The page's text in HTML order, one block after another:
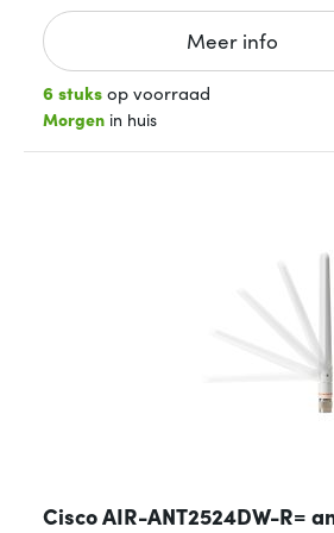
Meer info
6 stuksop voorraad
Morgen in huis
Cisco AIR-ANT2524DW-R=